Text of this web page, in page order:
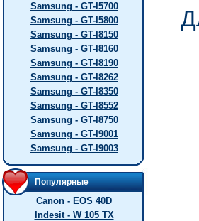
Samsung - GT-I5700
Samsung - GT-I5800
Samsung - GT-I8150
Samsung - GT-I8160
Samsung - GT-I8190
Samsung - GT-I8262
Samsung - GT-I8350
Samsung - GT-I8552
Samsung - GT-I8750
Samsung - GT-I9001
Samsung - GT-I9003
Популярные
Canon - EOS 40D
Indesit - W 105 TX